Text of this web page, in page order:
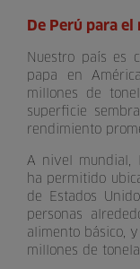
De Perú para el
Nuestro país es
papa en
millones de
superficie
rendimiento
A nivel mundial,
ha permitido
de Estados
personas
alimento básico,
millones de